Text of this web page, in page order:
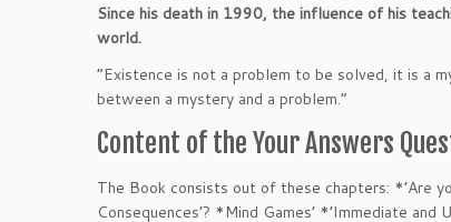
Since his death in 1990, the influence of his
world.
“Existence is not a problem to be solved, it is a
between a mystery and a problem.”
Content of the Your Answers
The Book consists out of these chapters: *’Are
Consequences’? *Mind Games’ *’Immediate